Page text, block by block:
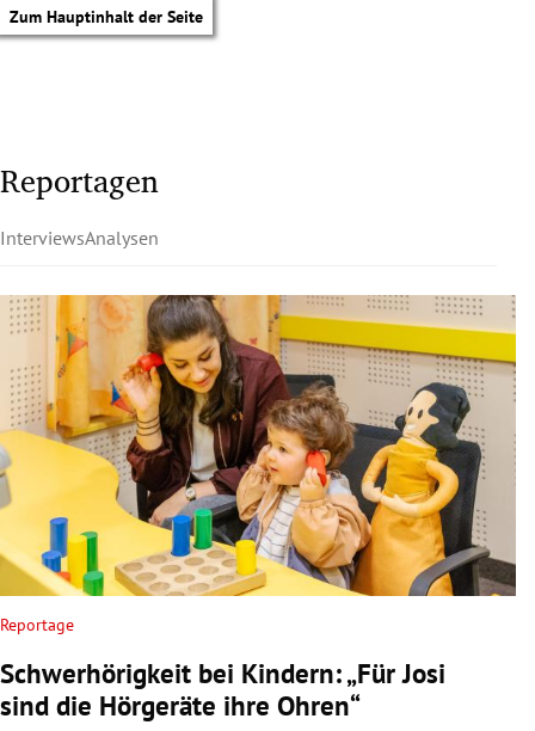
Zum Hauptinhalt der Seite
Untermenü
Untermenü
Untermenü
Untermenü
Reportagen
InterviewsAnalysen
Reportage
Schwerhörigkeit bei Kindern: „Für Josi
sind die Hörgeräte ihre Ohren“